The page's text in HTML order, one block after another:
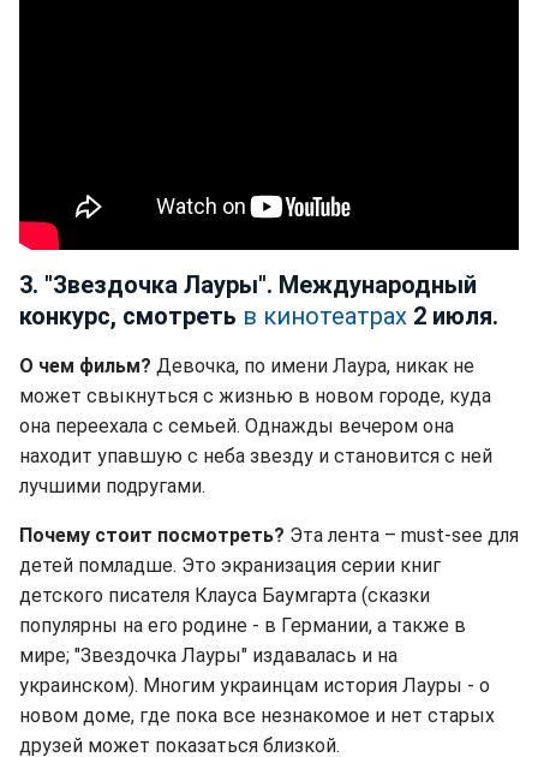
3. "Звездочка Лауры". Международный
конкурс, смотреть в кинотеатрах 2 июля.
О чем фильм? Девочка, по имени Лаура, никак не
может свыкнуться с жизнью в новом городе, куда
она переехала с семьей. Однажды вечером она
находит упавшую с неба звезду и становится с ней
лучшими подругами.
Почему стоит посмотреть? Эта лента – must-see для
детей помладше. Это экранизация серии книг
детского писателя Клауса Баумгарта (сказки
популярны на его родине - в Германии, а также в
мире; "Звездочка Лауры" издавалась и на
украинском). Многим украинцам история Лауры - о
новом доме, где пока все незнакомое и нет старых
друзей может показаться близкой.